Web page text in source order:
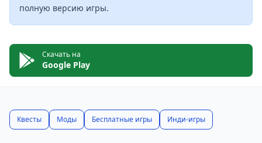
Если вы любите квесты и головоломки, то The Office
Quest определённо стоит того, чтобы её
попробовать.
полную версию игры.
Скачать на
Google Play
Квесты Моды Бесплатные игры Инди-игры